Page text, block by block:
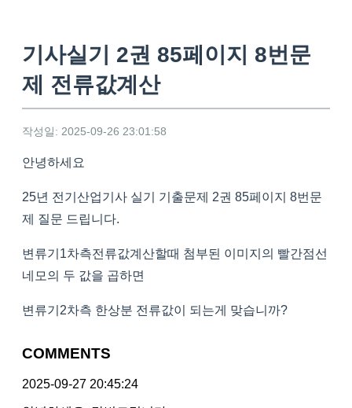
기사실기 2권 85페이지 8번문
제 전류값계산
작성일: 2025-09-26 23:01:58
안녕하세요
25년 전기산업기사 실기 기출문제 2권 85페이지 8번문
제 질문 드립니다.
변류기1차측전류값계산할때 첨부된 이미지의 빨간점선
네모의 두 값을 곱하면
변류기2차측 한상분 전류값이 되는게 맞습니까?
COMMENTS
2025-09-27 20:45:24